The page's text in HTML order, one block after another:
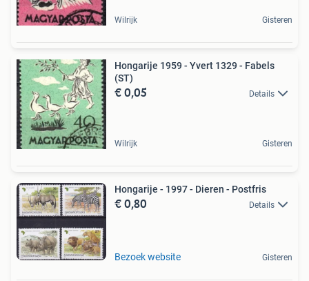
Wilrijk Gisteren
Hongarije 1959 - Yvert 1329 - Fabels
(ST)
€ 0,05 Details
Wilrijk Gisteren
Hongarije - 1997 - Dieren - Postfris
€ 0,80 Details
Bezoek website Gisteren